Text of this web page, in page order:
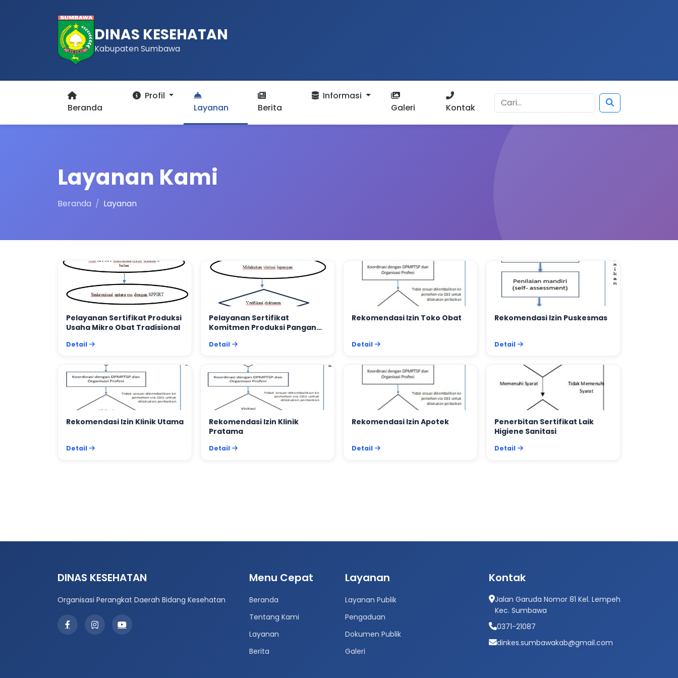
DINAS KESEHATAN
Kabupaten Sumbawa
Beranda
Profil
Layanan
Berita
Informasi
Galeri
Kontak
Layanan Kami
Beranda Layanan
Pelayanan Sertifikat Produksi
Usaha Mikro Obat Tradisional
Detail
Pelayanan Sertifikat
Komitmen Produksi Pangan
Detail
Rekomendasi Izin Toko Obat
Detail
Rekomendasi Izin Puskesmas
Detail
Rekomendasi Izin Klinik Utama
Detail
Rekomendasi Izin Klinik
Pratama
Detail
Rekomendasi Izin Apotek
Detail
Penerbitan Sertifikat Laik
Higiene Sanitasi
Detail
DINAS KESEHATAN
Organisasi Perangkat Daerah Bidang Kesehatan
Menu Cepat
Beranda
Tentang Kami
Layanan
Berita
Layanan
Layanan Publik
Pengaduan
Dokumen Publik
Galeri
Kontak
Jalan Garuda Nomor 81 Kel. Lempeh
Kec. Sumbawa
0371-21087
dinkes.sumbawakab@gmail.com